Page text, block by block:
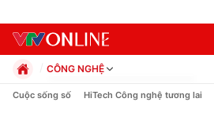
CÔNG NGHỆ
Chính trị
Cuộc sống số HiTech Công nghệ tương lai